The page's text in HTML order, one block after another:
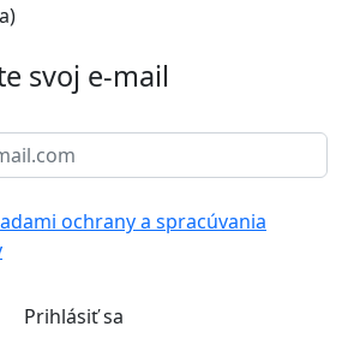
svoj e-mail
ochrany a spracúvania
Prihlásiť sa